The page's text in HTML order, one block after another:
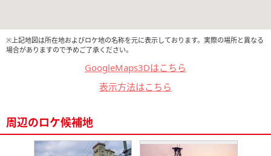
※上記地図は所在地およびロケ地の名称を元に表示しております。実際の場所と異なる
場合がありますので予めご了承ください。
GoogleMaps3Dはこちら
表示方法はこちら
周辺のロケ候補地